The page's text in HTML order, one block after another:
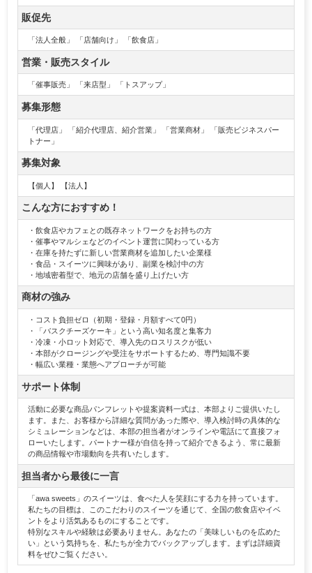
販促先
「法人全般」 「店舗向け」 「飲食店」
営業・販売スタイル
「催事販売」 「来店型」 「トスアップ」
募集形態
「代理店」 「紹介代理店、紹介営業」 「営業商材」 「販売ビジネスパー
トナー」
募集対象
【個人】 【法人】
こんな方におすすめ！
・飲食店やカフェとの既存ネットワークをお持ちの方
・催事やマルシェなどのイベント運営に関わっている方
・在庫を持たずに新しい営業商材を追加したい企業様
・食品・スイーツに興味があり、副業を検討中の方
・地域密着型で、地元の店舗を盛り上げたい方
商材の強み
・コスト負担ゼロ（初期・登録・月額すべて0円）
・「バスクチーズケーキ」という高い知名度と集客力
・冷凍・小ロット対応で、導入先のロスリスクが低い
・本部がクロージングや受注をサポートするため、専門知識不要
・幅広い業種・業態へアプローチが可能
サポート体制
活動に必要な商品パンフレットや提案資料一式は、本部よりご提供いたし
ます。また、お客様から詳細な質問があった際や、導入検討時の具体的な
シミュレーションなどは、本部の担当者がオンラインや電話にて直接フォ
ローいたします。パートナー様が自信を持って紹介できるよう、常に最新
の商品情報や市場動向を共有いたします。
担当者から最後に一言
「awa sweets」のスイーツは、食べた人を笑顔にする力を持っています。
私たちの目標は、このこだわりのスイーツを通じて、全国の飲食店やイベ
ントをより活気あるものにすることです。
特別なスキルや経験は必要ありません。あなたの「美味しいものを広めた
い」という気持ちを、私たちが全力でバックアップします。まずは詳細資
料をぜひご覧ください。